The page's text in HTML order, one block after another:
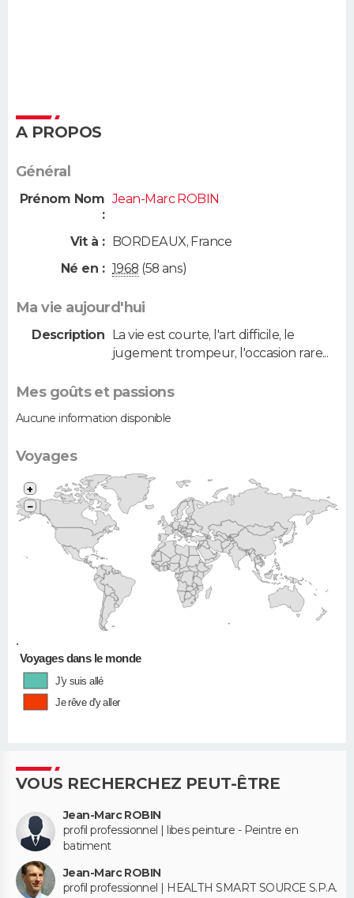
A PROPOS
Général
Prénom Nom
:
Jean-Marc ROBIN
Vit à : BORDEAUX, France
Né en : 1968 (58 ans)
Ma vie aujourd'hui
Description La vie est courte, l'art difficile, le
jugement trompeur, l'occasion rare...
Mes goûts et passions
Aucune information disponible
Voyages
•
+
−
Voyages dans le monde
J'y suis allé
Je rêve d'y aller
VOUS RECHERCHEZ PEUT-ÊTRE
Jean-Marc ROBIN
profil professionnel | libes peinture - Peintre en
batiment
Jean-Marc ROBIN
profil professionnel | HEALTH SMART SOURCE S.P.A.